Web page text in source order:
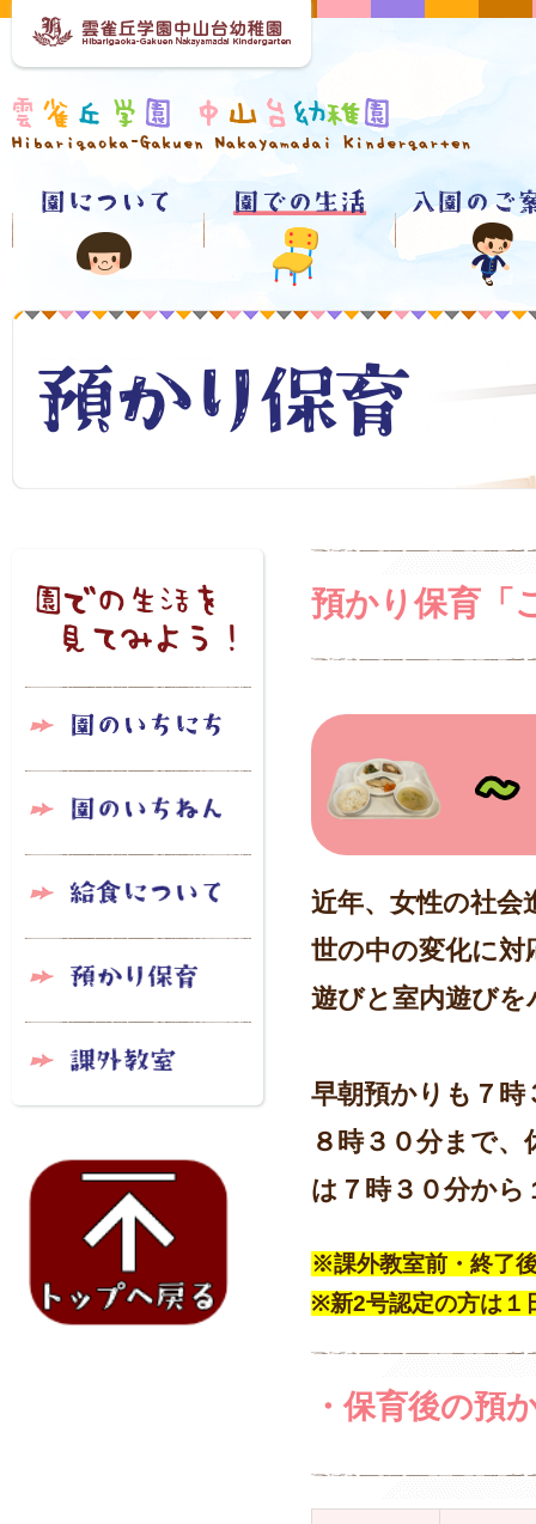
預かり保育「
近年、女性の社
世の中の変化に対
遊びと室内遊び
早朝預かりも７時
８時３０分まで
は７時３０分か
※課外教室前・終了
※新2号認定の方は１
・保育後の預